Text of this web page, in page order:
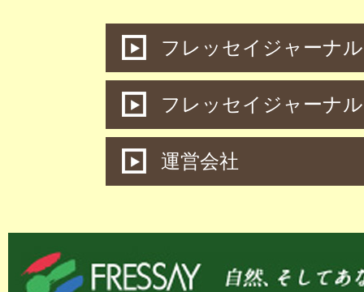
フレッセイジャーナ
フレッセイジャーナ
運営会社